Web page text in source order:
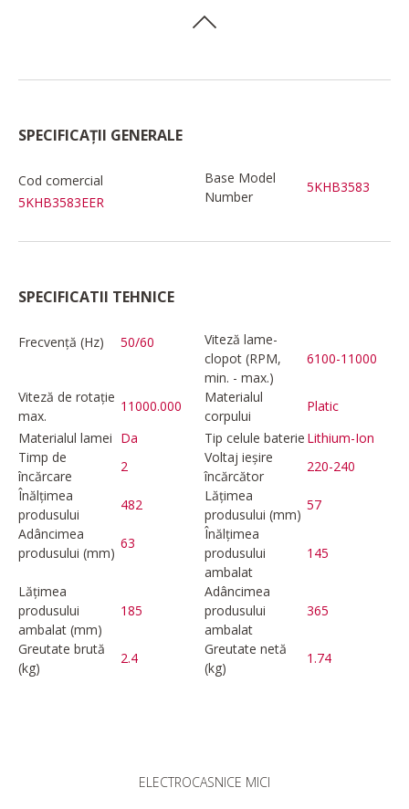
SPECIFICAȚII GENERALE
Cod comercial
5KHB3583EER
Base Model
Number
5KHB3583
SPECIFICATII TEHNICE
Frecvență (Hz) 50/60
Viteză lame-
clopot (RPM,
min. - max.)
6100-11000
Viteză de rotație
max.
11000.000
Materialul
corpului
Platic
Materialul lamei Da Tip celule baterie Lithium-Ion
Timp de
încărcare
2
Voltaj ieșire
încărcător
220-240
Înălțimea
produsului
482
Lățimea
produsului (mm)
57
Adâncimea
produsului (mm)
63
Înălțimea
produsului
ambalat
145
Lățimea
produsului
ambalat (mm)
185
Adâncimea
produsului
ambalat
365
Greutate brută
(kg)
2.4
Greutate netă
(kg)
1.74
ELECTROCASNICE MICI